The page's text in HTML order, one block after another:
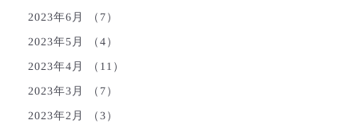
2023年6月 （7）
2023年5月 （4）
2023年4月 （11）
2023年3月 （7）
2023年2月 （3）